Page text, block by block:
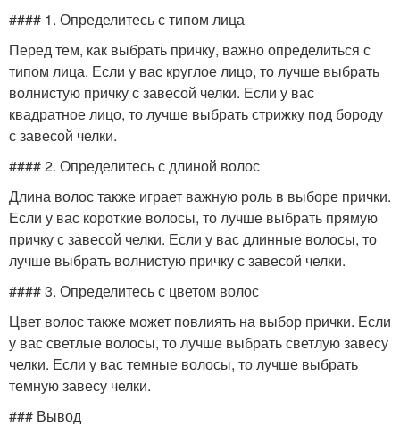
#### 1. Определитесь с типом лица
Перед тем, как выбрать причку, важно определиться с
типом лица. Если у вас круглое лицо, то лучше выбрать
волнистую причку с завесой челки. Если у вас
квадратное лицо, то лучше выбрать стрижку под бороду
с завесой челки.
#### 2. Определитесь с длиной волос
Длина волос также играет важную роль в выборе прички.
Если у вас короткие волосы, то лучше выбрать прямую
причку с завесой челки. Если у вас длинные волосы, то
лучше выбрать волнистую причку с завесой челки.
#### 3. Определитесь с цветом волос
Цвет волос также может повлиять на выбор прички. Если
у вас светлые волосы, то лучше выбрать светлую завесу
челки. Если у вас темные волосы, то лучше выбрать
темную завесу челки.
### Вывод